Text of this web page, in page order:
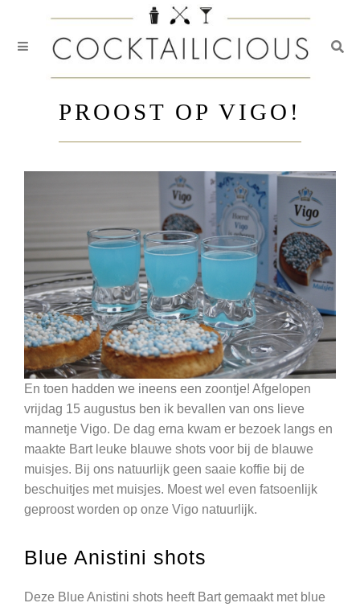
PROOST OP VIGO!
En toen hadden we ineens een zoontje! Afgelopen
vrijdag 15 augustus ben ik bevallen van ons lieve
mannetje Vigo. De dag erna kwam er bezoek langs en
maakte Bart leuke blauwe shots voor bij de blauwe
muisjes. Bij ons natuurlijk geen saaie koffie bij de
beschuitjes met muisjes. Moest wel even fatsoenlijk
geproost worden op onze Vigo natuurlijk.
Blue Anistini shots
Deze Blue Anistini shots heeft Bart gemaakt met blue